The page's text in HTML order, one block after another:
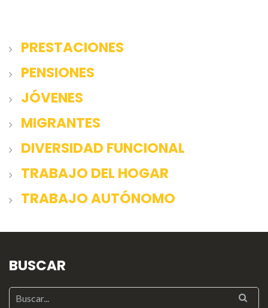
PRESTACIONES
PENSIONES
JÓVENES
MIGRANTES
DIVERSIDAD FUNCIONAL
TRABAJO DEL HOGAR
TRABAJO AUTÓNOMO
BUSCAR